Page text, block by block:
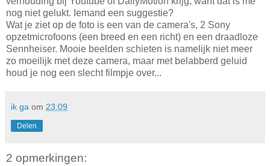
nog niet gelukt. Iemand een suggestie?
Wat je ziet op de foto is een van de camera's, 2 Sony
opzetmicrofoons (een breed en een richt) en een draadloze
Sennheiser. Mooie beelden schieten is namelijk niet meer
zo moeilijk met deze camera, maar met belabberd geluid
houd je nog een slecht filmpje over...
ik ga om 23:09
Delen
2 opmerkingen: